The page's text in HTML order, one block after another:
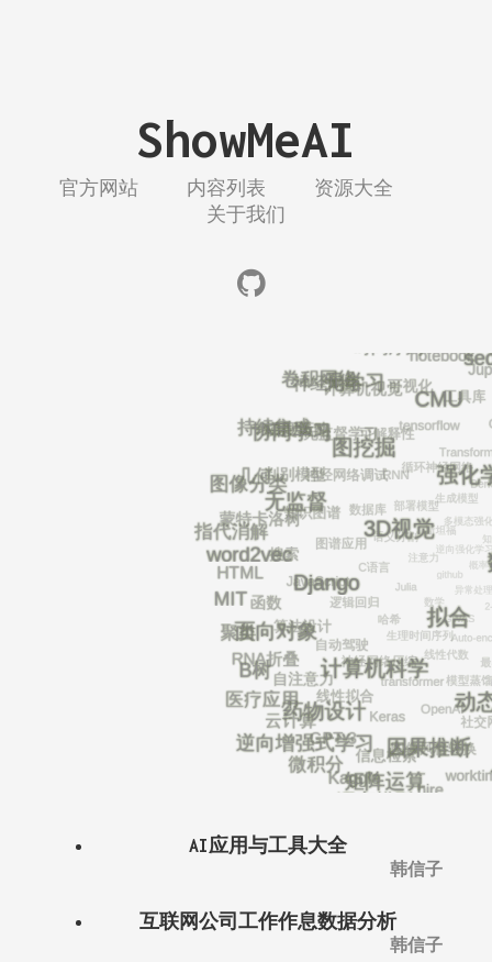
ShowMeAI
官方网站 内容列表
资源大全
关于我们
AI应用与工具大全
韩信子
互联网公司工作作息数据分析
韩信子